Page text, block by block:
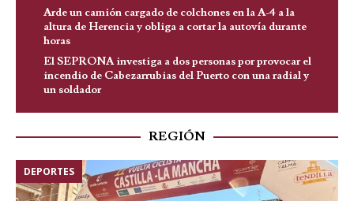
Arde un camión cargado de colchones en la A-4 a la
altura de Herencia y obliga a cortar la autovía durante
horas
El SEPRONA investiga a dos personas por provocar el
incendio de Cabezarrubias del Puerto con una radial y
un soldador
REGIÓN
DEPORTES